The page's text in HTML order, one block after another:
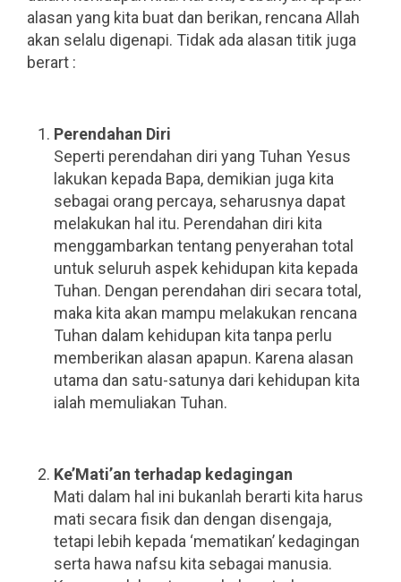
alasan yang kita buat dan berikan, rencana Allah
akan selalu digenapi. Tidak ada alasan titik juga
berart :
Perendahan Diri
Seperti perendahan diri yang Tuhan Yesus
lakukan kepada Bapa, demikian juga kita
sebagai orang percaya, seharusnya dapat
melakukan hal itu. Perendahan diri kita
menggambarkan tentang penyerahan total
untuk seluruh aspek kehidupan kita kepada
Tuhan. Dengan perendahan diri secara total,
maka kita akan mampu melakukan rencana
Tuhan dalam kehidupan kita tanpa perlu
memberikan alasan apapun. Karena alasan
utama dan satu-satunya dari kehidupan kita
ialah memuliakan Tuhan.
Ke’Mati’an terhadap kedagingan
Mati dalam hal ini bukanlah berarti kita harus
mati secara fisik dan dengan disengaja,
tetapi lebih kepada ‘mematikan’ kedagingan
serta hawa nafsu kita sebagai manusia.